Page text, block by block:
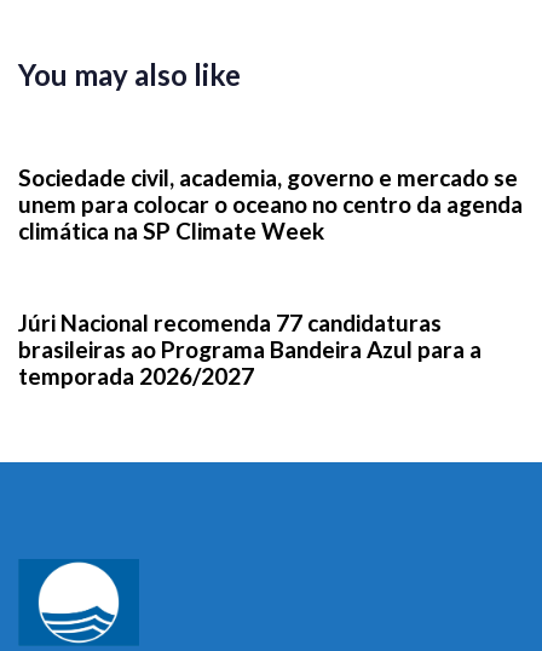
You may also like
Sociedade civil, academia, governo e mercado se
unem para colocar o oceano no centro da agenda
climática na SP Climate Week
Júri Nacional recomenda 77 candidaturas
brasileiras ao Programa Bandeira Azul para a
temporada 2026/2027